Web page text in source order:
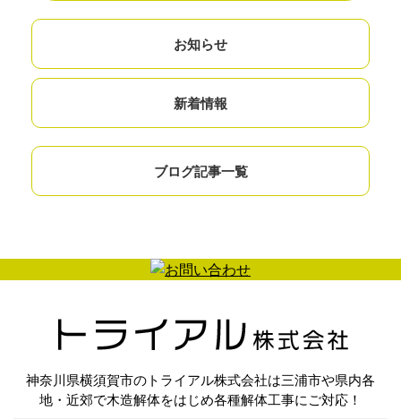
お知らせ
新着情報
ブログ記事一覧
神奈川県横須賀市のトライアル株式会社は三浦市や県内各
地・近郊で木造解体をはじめ各種解体工事にご対応！